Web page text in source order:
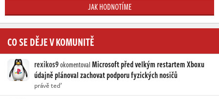
JAK HODNOTÍME
CO SE DĚJE V KOMUNITĚ
rexikos9okomentovalMicrosoft před velkým restartem Xboxu
údajně plánoval zachovat podporu fyzických nosičů
právě teď